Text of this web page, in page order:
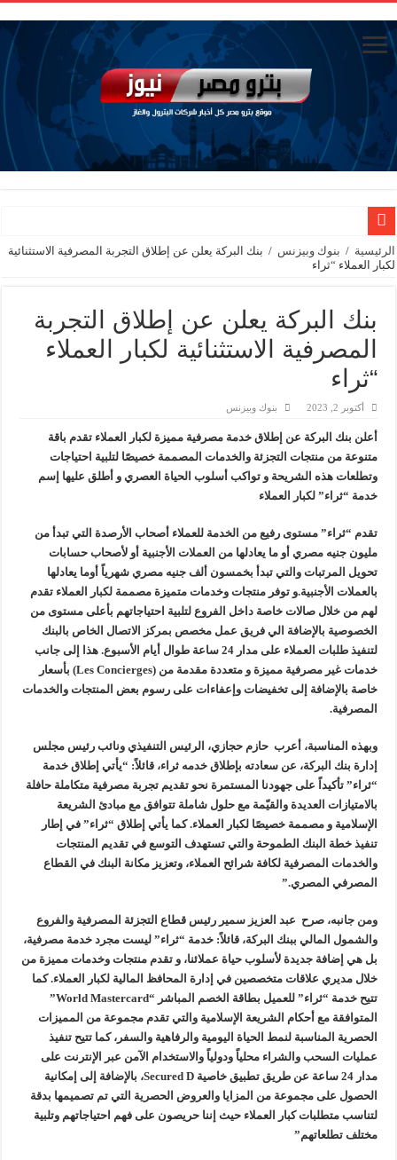
رئيس القابضة للبتروكيماويات يتابع ميدانيًا تقدم تنفيذ مشروع مشتقات الميثانول
وزيرا التخطيط والتنمية الاقتصادية والبترول والثروة المعدنية يبحثان جهود تحقيق أمن
شائعات وحقائق.. فحص فروع الشركات بالخارج ومعارين ميدور وظهور جبران
جنوب الوادي القابضة للبترول» تنظم لقاءً توعويًا حول إدارة الأزمات ورفع كفاءة
من ذاكرة البترول فكرة متميزة ترصد تاريخ القطاع
سيدبك تؤكد ريادتها في جودة الخامات باعتماد عالمي جديد
وزير البترول والثروة المعدنية يبحث مع إكسون موبيل العالمية آليات تنفيذ
رئيسا العامة وبترومنت في زيارة لحقول ابوسنان
الرئيسية / بنوك وبيزنس / بنك البركة يعلن عن إطلاق التجربة المصرفية الاستثنائية
لكبار العملاء “ثراء
بنك البركة يعلن عن إطلاق التجربة
المصرفية الاستثنائية لكبار العملاء
“ثراء
أكتوبر 2, 2023 بنوك وبيزنس
أعلن بنك البركة عن إطلاق خدمة مصرفية مميزة لكبار العملاء تقدم باقة
متنوعة من منتجات التجزئة والخدمات المصممة خصيصًا لتلبية احتياجات
وتطلعات هذه الشريحة و تواكب أسلوب الحياة العصري و أطلق عليها إسم
خدمة “ثراء” لكبار العملاء
تقدم “ثراء” مستوى رفيع من الخدمة للعملاء أصحاب الأرصدة التي تبدأ من
مليون جنيه مصري أو ما يعادلها من العملات الأجنبية أو لأصحاب حسابات
تحويل المرتبات والتي تبدأ بخمسون ألف جنيه مصري شهرياً أوما يعادلها
بالعملات الأجنبية.و توفر منتجات وخدمات متميزة مصممة لكبار العملاء تقدم
لهم من خلال صالات خاصة داخل الفروع لتلبية احتياجاتهم بأعلى مستوى من
الخصوصية بالإضافة الي فريق عمل مخصص بمركز الاتصال الخاص بالبنك
لتنفيذ طلبات العملاء على مدار 24 ساعة طوال أيام الأسبوع. هذا إلى جانب
خدمات غير مصرفية مميزة و متعددة مقدمة من (Les Concierges) بأسعار
خاصة بالإضافة إلى تخفيضات وإعفاءات على رسوم بعض المنتجات والخدمات
المصرفية.
وبهذه المناسبة، أعرب حازم حجازي، الرئيس التنفيذي ونائب رئيس مجلس
إدارة بنك البركة، عن سعادته بإطلاق خدمه ثراء، قائلاً: “يأتي إطلاق خدمة
“ثراء” تأكيداً على جهودنا المستمرة نحو تقديم تجربة مصرفية متكاملة حافلة
بالامتيازات العديدة والقيّمة مع حلول شاملة تتوافق مع مبادئ الشريعة
الإسلامية و مصممة خصيصًا لكبار العملاء. كما يأتي إطلاق “ثراء” في إطار
تنفيذ خطة البنك الطموحة والتي تستهدف التوسع في تقديم المنتجات
والخدمات المصرفية لكافة شرائح العملاء، وتعزيز مكانة البنك في القطاع
المصرفي المصري.”
ومن جانبه، صرح عبد العزيز سمير رئيس قطاع التجزئة المصرفية والفروع
والشمول المالي ببنك البركة، قائلاً: خدمة “ثراء” ليست مجرد خدمة مصرفية،
بل هي إضافة جديدة لأسلوب حياة عملائنا، و تقدم منتجات وخدمات مميزة من
خلال مديري علاقات متخصصين في إدارة المحافظ المالية لكبار العملاء. كما
تتيح خدمة “ثراء” للعميل بطاقة الخصم المباشر “World Mastercard”
المتوافقة مع أحكام الشريعة الإسلامية والتي تقدم مجموعة من المميزات
الحصرية المناسبة لنمط الحياة اليومية والرفاهية والسفر، كما تتيح تنفيذ
عمليات السحب والشراء محلياً ودولياً والاستخدام الآمن عبر الإنترنت على
مدار 24 ساعة عن طريق تطبيق خاصية Secured D، بالإضافة إلى إمكانية
الحصول على مجموعة من المزايا والعروض الحصرية التي تم تصميمها بدقة
لتناسب متطلبات كبار العملاء حيث إننا حريصون على فهم احتياجاتهم وتلبية
مختلف تطلعاتهم”